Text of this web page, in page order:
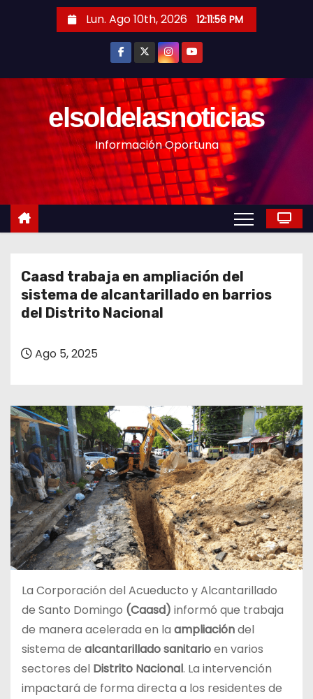
n
Lun. Ago 10th, 2026 12:11:58 PM
elsoldelasnoticias
Información Oportuna
Caasd trabaja en ampliación del
sistema de alcantarillado en barrios
del Distrito Nacional
Ago 5, 2025
La Corporación del Acueducto y Alcantarillado
de Santo Domingo (Caasd) informó que trabaja
de manera acelerada en la ampliacióndel
sistema de alcantarillado sanitarioen varios
sectores del Distrito Nacional. La intervención
impactará de forma directa a los residentes de